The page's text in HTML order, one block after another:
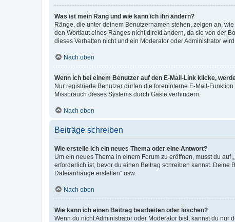
Was ist mein Rang und wie kann ich ihn ändern?
Ränge, die unter deinem Benutzernamen stehen, zeigen an,
den Wortlaut eines Ranges nicht direkt ändern, da sie von der
dieses Verhalten nicht und ein Moderator oder Administrator
Nach oben
Wenn ich bei einem Benutzer auf den E-Mail-Link klicke,
Nur registrierte Benutzer dürfen die foreninterne E-Mail-
Missbrauch dieses Systems durch Gäste verhindern.
Nach oben
Beiträge schreiben
Wie erstelle ich ein neues Thema oder eine Antwort?
Um ein neues Thema in einem Forum zu eröffnen, musst du auf
erforderlich ist, bevor du einen Beitrag schreiben kannst. Deine
Dateianhänge erstellen“ usw.
Nach oben
Wie kann ich einen Beitrag bearbeiten oder löschen?
Wenn du nicht Administrator oder Moderator bist, kannst du